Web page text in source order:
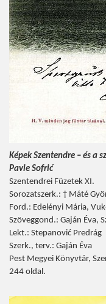
Képek Szentendre – és a
Pavle Sofrić
Szentendrei Füzetek XI.
Sorozatszerk.: † Máté
Ford.: Edelényi Mária,
Szöveggond.: Gaján Éva,
Lekt.: Stepanović Predrág
Szerk., terv.: Gaján Éva
Pest Megyei Könyvtár,
244 oldal.